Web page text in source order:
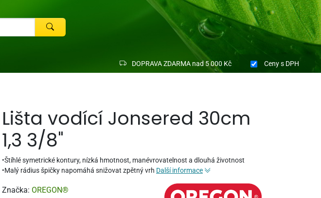
DOPRAVA ZDARMA nad 5 000 Kč Cenys DPH
Lišta vodící Jonsered 30cm
1,3 3/8"
•Štíhlé symetrické kontury, nízká hmotnost, manévrovatelnost a dlouhá životnost
•Malý rádius špičky napomáhá snižovat zpětný vrh Další informace
Značka: OREGON®